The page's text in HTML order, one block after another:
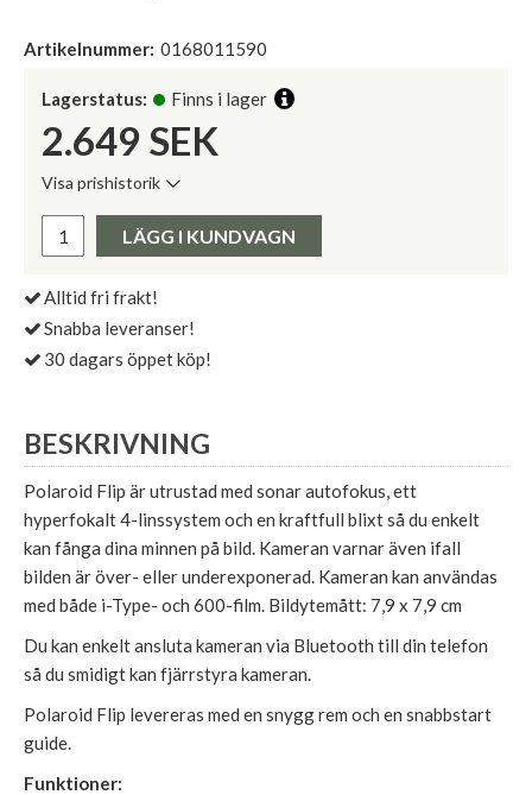
Artikelnummer: 0168011590
Lagerstatus: Finns i lager
2.649 SEK
Visa prishistorik
Pris:
LÄGG I KUNDVAGN
Alltid fri frakt!
Snabba leveranser!
30 dagars öppet köp!
BESKRIVNING
Polaroid Flip är utrustad med sonar autofokus, ett
hyperfokalt 4-linssystem och en kraftfull blixt så du enkelt
kan fånga dina minnen på bild. Kameran varnar även ifall
bilden är över- eller underexponerad. Kameran kan användas
med både i-Type- och 600-film. Bildytemått: 7,9 x 7,9 cm
Du kan enkelt ansluta kameran via Bluetooth till din telefon
så du smidigt kan fjärrstyra kameran.
Polaroid Flip levereras med en snygg rem och en snabbstart
guide.
Funktioner: